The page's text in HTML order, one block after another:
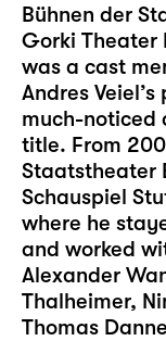
Bühnen der
Gorki Theater
was a cast
Andres
much-noticed
title. From
Staatstheater
Schauspiel
where he
and worked
Alexander
Thalheimer,
Thomas